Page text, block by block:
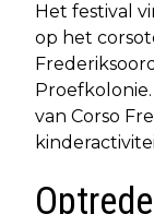
Het festival
op het
van Corso